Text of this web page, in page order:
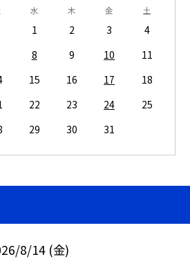
水 木 金 土
1 2 3
4
8 9 10
11
15 16 17
18
22 23 24
25
29 30 31
8/14 (金)